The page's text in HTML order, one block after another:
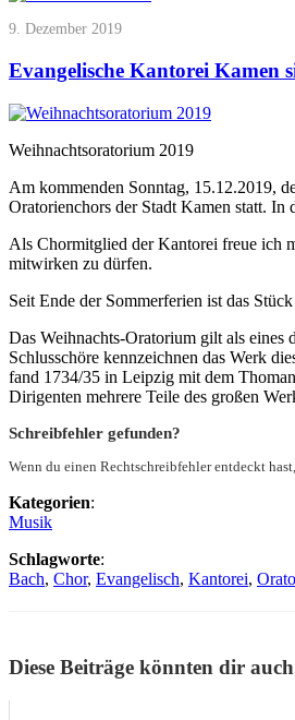
9. Dezember 2019
Evangelische Kantorei Kamen
Weihnachtsoratorium 2019
Am kommenden Sonntag, 15.12.2019,
Oratorienchors der Stadt Kamen statt.
Als Chormitglied der Kantorei freue ich
mitwirken zu dürfen.
Seit Ende der Sommerferien ist das
Das Weihnachts-Oratorium gilt als eines
Schlusschöre kennzeichnen das Werk
fand 1734/35 in Leipzig mit dem
Dirigenten mehrere Teile des großen
Schreibfehler gefunden?
Wenn du einen Rechtschreibfehler entdeckt
Kategorien:
Musik
Schlagworte:
Bach, Chor, Evangelisch, Kantorei,
Diese Beiträge könnten dir